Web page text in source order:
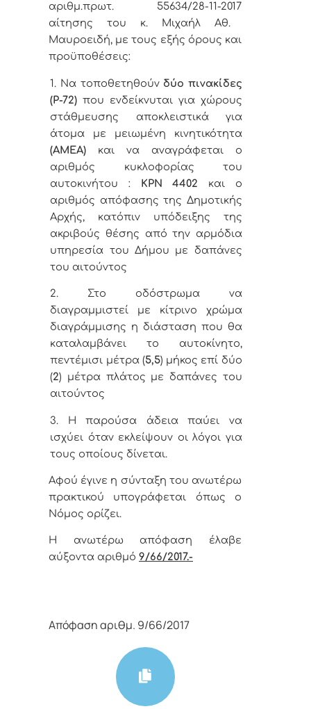
αριθμ.πρωτ. 55634/28-11-2017
αίτησης του κ.
Μιχαήλ Αθ.
Μαυροειδή, με τους εξής όρους και
προϋποθέσεις:
1. Να τοποθετηθούν δύο πινακίδες
(Ρ-72) που ενδείκνυται για χώρους
στάθμευσης αποκλειστικά για
άτομα με μειωμένη κινητικότητα
(ΑΜΕΑ) και να αναγράφεται ο
αριθμός κυκλοφορίας του
αυτοκινήτου :
ΚΡΝ 4402 και ο
αριθμός απόφασης της Δημοτικής
Αρχής, κατόπιν υπόδειξης της
ακριβούς θέσης από την αρμόδια
υπηρεσία του Δήμου με δαπάνες
του αιτούντος
2. Στο οδόστρωμα να
διαγραμμιστεί με κίτρινο χρώμα
διαγράμμισης η διάσταση που θα
καταλαμβάνει το αυτοκίνητο,
πεντέμισι μέτρα (5,5) μήκος επί δύο
(2) μέτρα πλάτος με δαπάνες του
αιτούντος
3. Η παρούσα άδεια παύει να
ισχύει όταν εκλείψουν οι λόγοι για
τους οποίους δίνεται.
Αφού έγινε η σύνταξη του ανωτέρω
πρακτικού υπογράφεται όπως ο
Νόμος ορίζει.
Η ανωτέρω απόφαση έλαβε
αύξοντα αριθμό 9/66/2017.-
Απόφαση αριθμ. 9/66/2017